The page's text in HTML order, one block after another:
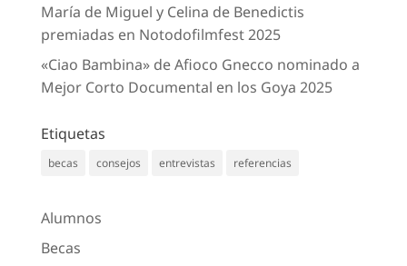
María de Miguel y Celina de Benedictis
premiadas en Notodofilmfest 2025
«Ciao Bambina» de Afioco Gnecco nominado a
Mejor Corto Documental en los Goya 2025
Etiquetas
becas consejos entrevistas referencias
Alumnos
Becas